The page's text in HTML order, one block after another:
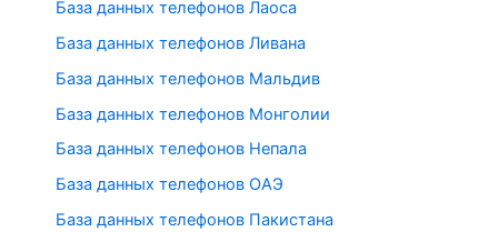
База данных телефонов Лаоса
База данных телефонов Ливана
База данных телефонов Мальдив
База данных телефонов Монголии
База данных телефонов Непала
База данных телефонов ОАЭ
База данных телефонов Пакистана